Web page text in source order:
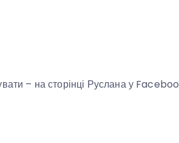
– на сторінці Руслана у